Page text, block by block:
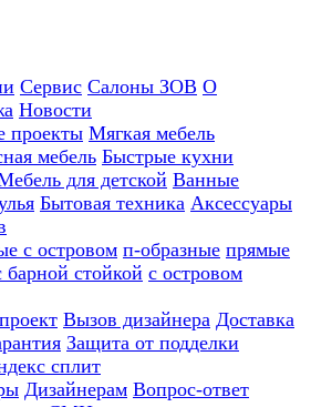
Сервис Салоны ЗОВ О
Новости
проекты Мягкая мебель
мебель Быстрые кухни
для детской Ванные
Бытовая техника Аксессуары
с островом п-образные прямые
барной стойкой с островом
Вызов дизайнера Доставка
Защита от подделки
сплит
Дизайнерам Вопрос-ответ